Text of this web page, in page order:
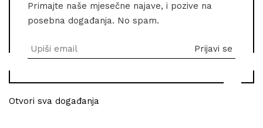
Primajte naše mjesečne najave, i pozive na
posebna događanja. No spam.
Otvori sva događanja